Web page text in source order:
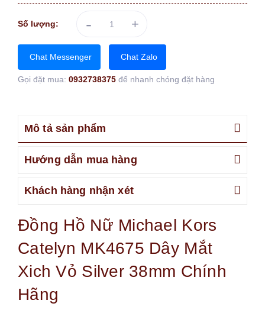
Số lượng: - +
Chat Messenger Chat Zalo
Gọi đặt mua: 0932738375 để nhanh chóng đặt hàng
Mô tả sản phẩm
Hướng dẫn mua hàng
Khách hàng nhận xét
Đồng Hồ Nữ Michael Kors
Catelyn MK4675 Dây Mắt
Xich Vỏ Silver 38mm Chính
Hãng